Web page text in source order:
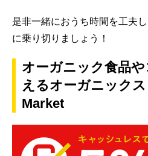
是非一緒におうち時間を工夫
に乗り切りましょう！
オーガニック食品
えるオーガニック
Market